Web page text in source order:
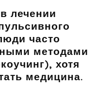
лечении
часто
методами
хотя
медицина.